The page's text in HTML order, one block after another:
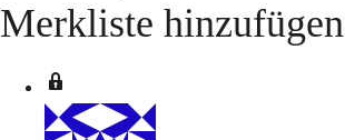
Merkliste hinzufügen